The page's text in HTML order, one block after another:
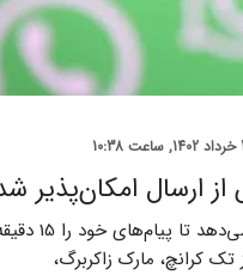
واتساپ قابلیت جدیدی
کرانچ، مارک زاکربرگ،